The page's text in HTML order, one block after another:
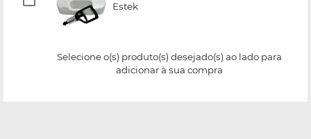
Estek
Selecione o(s) produto(s) desejado(s) ao lado para
adicionar à sua compra